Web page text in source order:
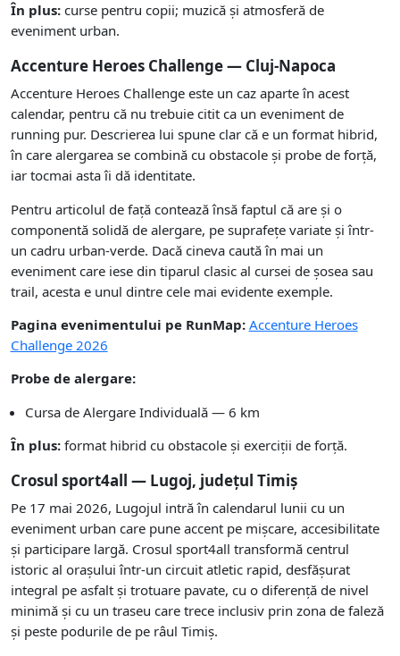
În plus:curse pentru copii; muzică și atmosferă de
eveniment urban.
Accenture Heroes Challenge — Cluj-Napoca
Accenture Heroes Challenge este un caz aparte în acest
calendar, pentru că nu trebuie citit ca un eveniment de
running pur. Descrierea lui spune clar că e un format hibrid,
în care alergarea se combină cu obstacole și probe de forță,
iar tocmai asta îi dă identitate.
Pentru articolul de față contează însă faptul că are și o
componentă solidă de alergare, pe suprafețe variate și într-
un cadru urban-verde. Dacă cineva caută în mai un
eveniment care iese din tiparul clasic al cursei de șosea sau
trail, acesta e unul dintre cele mai evidente exemple.
Pagina evenimentului pe RunMap: Accenture Heroes
Challenge 2026
Probe de alergare:
Cursa de Alergare Individuală — 6 km
În plus:format hibrid cu obstacole și exerciții de forță.
Crosul sport4all — Lugoj, județul Timiș
Pe 17 mai 2026, Lugojul intră în calendarul lunii cu un
eveniment urban care pune accent pe mișcare, accesibilitate
și participare largă. Crosul sport4all transformă centrul
istoric al orașului într-un circuit atletic rapid, desfășurat
integral pe asfalt și trotuare pavate, cu o diferență de nivel
minimă și cu un traseu care trece inclusiv prin zona de faleză
și peste podurile de pe râul Timiș.